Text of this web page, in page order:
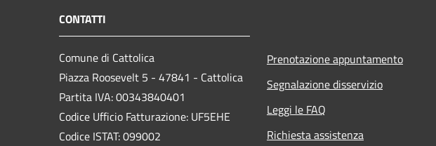
CONTATTI
Comune di Cattolica
Piazza Roosevelt 5 - 47841 - Cattolica
Partita IVA: 00343840401
Codice Ufficio Fatturazione: UF5EHE
Codice ISTAT: 099002
Prenotazione appuntamento
Segnalazione disservizio
Leggi le FAQ
Richiesta assistenza